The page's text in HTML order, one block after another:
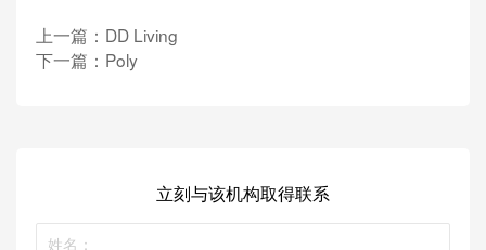
上一篇： DD Living
下一篇： Poly
立刻与该机构取得联系